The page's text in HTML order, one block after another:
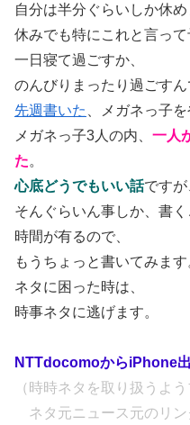
自分は半分ぐらいしか休め
休みでも特にこれと言って
一日寝て過ごすか、
のんびりまったり過ごすん
先週書いた
、メガネっ子
メガネっ子3人の内、 一人
た。
心底どうでもいい話ですが
そんぐらいん事しか、書く
時間が有るので、
もうちょっと書いてみます
ネタに困った時は、
時事ネタに逃げます。
NTTdocomoからiPhone
（時時ネタを取り扱うよ
ネタ元ニュース元のリン